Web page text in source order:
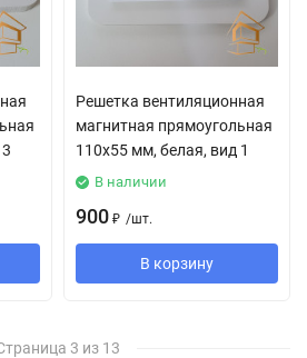
Решетка вентиляционная
магнитная прямоугольная
110х55 мм, белая, вид 1
В наличии
900 ₽ /шт.
В корзину
3 из 13